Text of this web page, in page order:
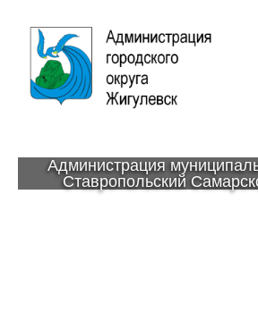
Администрация
Ставропольский